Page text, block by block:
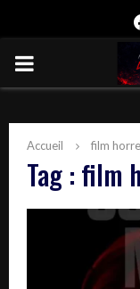
PRIMARY
Accueil film
Tag : film